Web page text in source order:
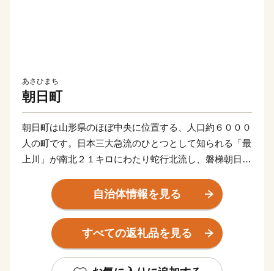
あさひまち
朝日町
朝日町は山形県のほぼ中央に位置する、人口約６０００
人の町です。日本三大急流のひとつとして知られる「最
上川」が南北２１キロにわたり蛇行北流し、磐梯朝日国
める、自然豊かなところです。
最上川の両岸に沿った河岸段丘は、果樹栽培に適した肥
沃な土地で、１３０年以上の栽培歴を持つりんごは町の
シンボルとなっています。そのほかにも、良質なブドウ
自治体情報を見る
すべての返礼品を見る